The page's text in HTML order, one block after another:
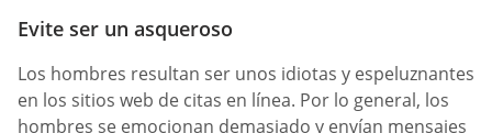
Evite ser un asqueroso
Los hombres resultan ser unos idiotas y espeluznantes
en los sitios web de citas en línea. Por lo general, los
hombres se emocionan demasiado y envían mensajes